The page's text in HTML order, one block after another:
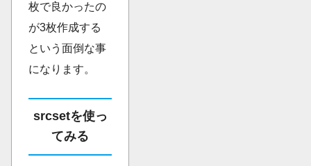
枚で良かったの
が3枚作成する
という面倒な事
になります。
srcsetを使っ
てみる